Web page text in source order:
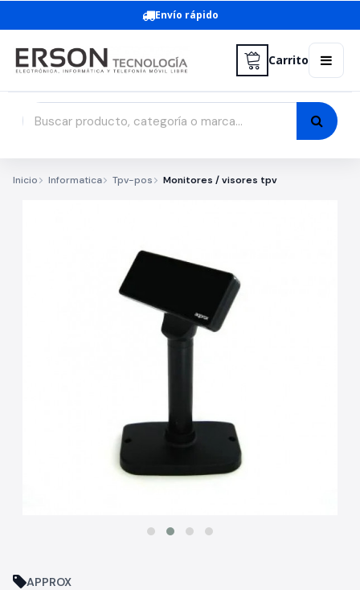
Envío rápido
Carrito
Inicio Informatica Tpv-pos Monitores / visores tpv
APPROX